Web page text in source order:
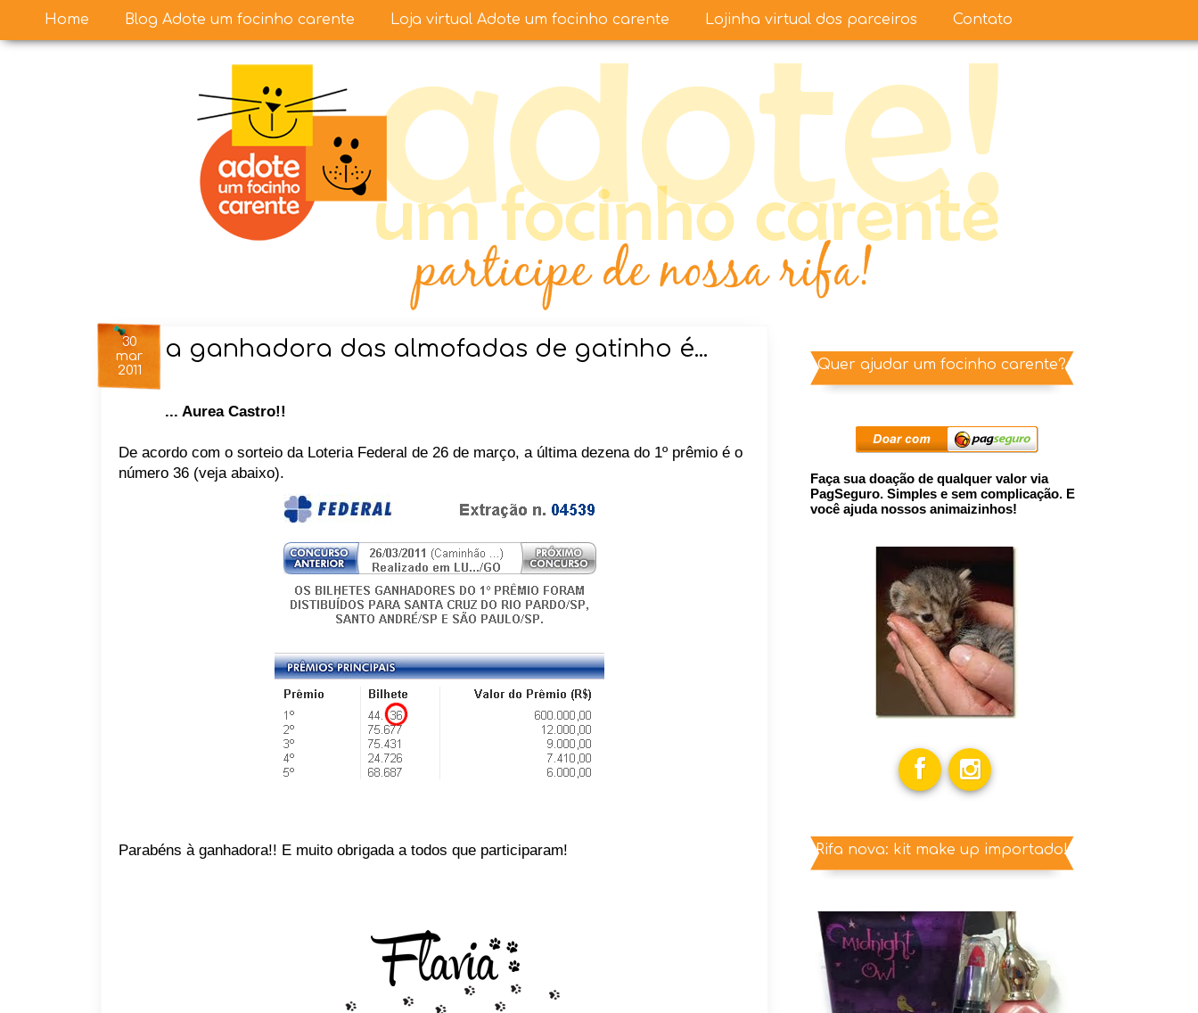
30
mar
2011
a ganhadora das almofadas de gatinho é...
... Aurea Castro!!
De acordo com o sorteio da Loteria Federal de 26 de março, a última dezena do 1º prêmio é o
número 36 (veja abaixo).
Parabéns à ganhadora!! E muito obrigada a todos que participaram!
Home Blog Adote um focinho carente Loja virtual Adote um focinho carente Lojinha virtual dos parceiros Contato
Quer ajudar um focinho carente?
Faça sua doação de qualquer valor via
PagSeguro. Simples e sem complicação. E
você ajuda nossos animaizinhos!
Rifa nova: kit make up importado!